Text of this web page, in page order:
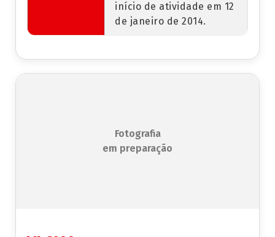
início de atividade em 12
de janeiro de 2014.
Fotografia
em preparação